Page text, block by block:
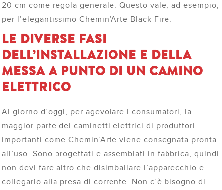
20 cm come regola generale. Questo vale, ad esempio,
per l’elegantissimo Chemin’Arte Black Fire.
LE DIVERSE FASI
DELL’INSTALLAZIONE E DELLA
MESSA A PUNTO DI UN CAMINO
ELETTRICO
Al giorno d’oggi, per agevolare i consumatori, la
maggior parte dei caminetti elettrici di produttori
importanti come Chemin’Arte viene consegnata pronta
all’uso. Sono progettati e assemblati in fabbrica, quindi
non devi fare altro che disimballare l’apparecchio e
collegarlo alla presa di corrente. Non c’è bisogno di